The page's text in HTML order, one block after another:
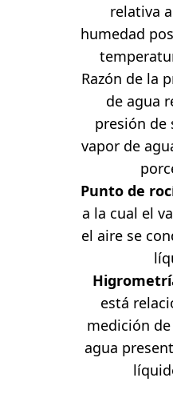
relativa
humedad
Razón de la
de agua
presión de
vapor de
Punto de
a la cual el
el aire se
está
medición
agua